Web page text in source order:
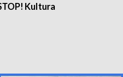
Kultura